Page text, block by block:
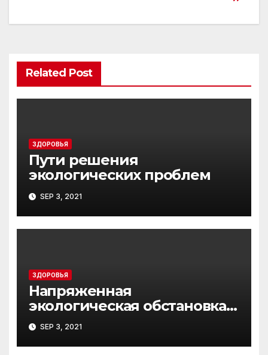
Related Post
ЗДОРОВЬЯ
Пути решения
экологических проблем
SEP 3, 2021
ЗДОРОВЬЯ
Напряженная
экологическая обстановка
сельхозугодий Харьковской
области
SEP 3, 2021